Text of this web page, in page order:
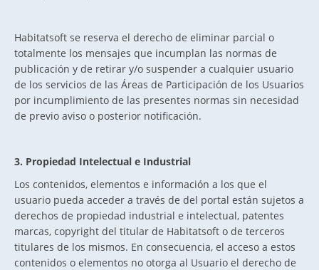
Habitatsoft se reserva el derecho de eliminar parcial o
totalmente los mensajes que incumplan las normas de
publicación y de retirar y/o suspender a cualquier usuario
de los servicios de las Áreas de Participación de los Usuarios
por incumplimiento de las presentes normas sin necesidad
de previo aviso o posterior notificación.
3. Propiedad Intelectual e Industrial
Los contenidos, elementos e información a los que el
usuario pueda acceder a través de del portal están sujetos a
derechos de propiedad industrial e intelectual, patentes
marcas, copyright del titular de Habitatsoft o de terceros
titulares de los mismos. En consecuencia, el acceso a estos
contenidos o elementos no otorga al Usuario el derecho de